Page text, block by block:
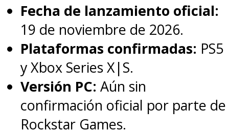
Fecha de lanzamiento oficial:
19 de noviembre de 2026.
Plataformas confirmadas: PS5
y Xbox Series X|S.
Versión PC: Aún sin
confirmación oficial por parte de
Rockstar Games.